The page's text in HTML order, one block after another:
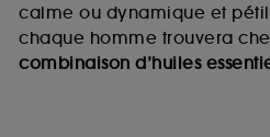
calme ou dynamique et
chaque homme trouvera
combinaison d’huiles